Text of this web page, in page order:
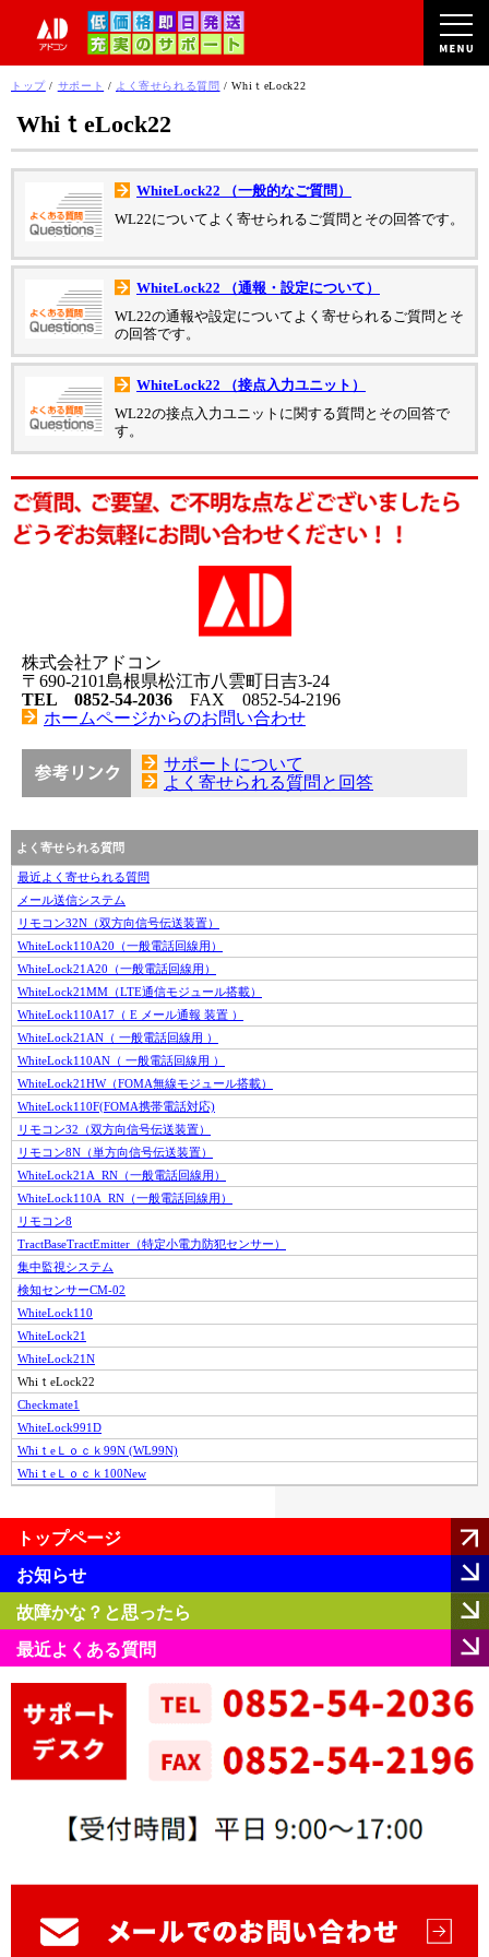
このページの本文へ
現
の
トップ/ サポート / よく寄せられる質問 /WhiｔeLock22
WhiｔeLock22
WhiteLock22 （一般的なご質問）
WL22についてよく寄せられるご質問とその回答です。
WhiteLock22 （通報・設定について）
WL22の通報や設定についてよく寄せられるご質問とそ
の回答です。
WhiteLock22 （接点入力ユニット）
WL22の接点入力ユニットに関する質問とその回答で
す。
株式会社アドコン
〒690-2101島根県松江市八雲町日吉3-24
TEL 0852-54-2036 FAX 0852-54-2196
ホームページからのお問い合わせ
サポートについて
よく寄せられる質問と回答
よく寄せられる質問
最近よく寄せられる質問
メール送信システム
リモコン32N（双方向信号伝送装置）
WhiteLock110A20（一般電話回線用）
WhiteLock21A20（一般電話回線用）
WhiteLock21MM（LTE通信モジュール搭載）
WhiteLock110A17（ E メール通報 装置 ）
WhiteLock21AN（ 一般電話回線用 ）
WhiteLock110AN（ 一般電話回線用 ）
WhiteLock21HW（FOMA無線モジュール搭載）
WhiteLock110F(FOMA携帯電話対応)
リモコン32（双方向信号伝送装置）
リモコン8N（単方向信号伝送装置）
WhiteLock21A_RN（一般電話回線用）
WhiteLock110A_RN（一般電話回線用）
リモコン8
TractBaseTractEmitter（特定小電力防犯センサー）
集中監視システム
検知センサーCM-02
WhiteLock110
WhiteLock21
WhiteLock21N
WhiｔeLock22
Checkmate1
WhiteLock991D
WhiｔeＬｏｃｋ99N (WL99N)
WhiｔeＬｏｃｋ100New
トップページ
お知らせ
故障かな？と思ったら
最近よくある質問